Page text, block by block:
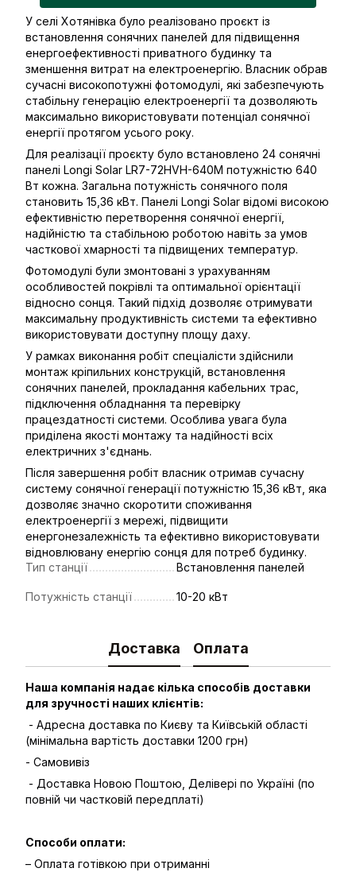
У селі Хотянівка було реалізовано проєкт із
встановлення сонячних панелей для підвищення
енергоефективності приватного будинку та
зменшення витрат на електроенергію. Власник обрав
сучасні високопотужні фотомодулі, які забезпечують
стабільну генерацію електроенергії та дозволяють
максимально використовувати потенціал сонячної
енергії протягом усього року.
Для реалізації проєкту було встановлено 24 сонячні
панелі Longi Solar LR7-72HVH-640M потужністю 640
Вт кожна. Загальна потужність сонячного поля
становить 15,36 кВт. Панелі Longi Solar відомі високою
ефективністю перетворення сонячної енергії,
надійністю та стабільною роботою навіть за умов
часткової хмарності та підвищених температур.
Фотомодулі були змонтовані з урахуванням
особливостей покрівлі та оптимальної орієнтації
відносно сонця. Такий підхід дозволяє отримувати
максимальну продуктивність системи та ефективно
використовувати доступну площу даху.
У рамках виконання робіт спеціалісти здійснили
монтаж кріпильних конструкцій, встановлення
сонячних панелей, прокладання кабельних трас,
підключення обладнання та перевірку
працездатності системи. Особлива увага була
приділена якості монтажу та надійності всіх
електричних з'єднань.
Після завершення робіт власник отримав сучасну
систему сонячної генерації потужністю 15,36 кВт, яка
дозволяє значно скоротити споживання
електроенергії з мережі, підвищити
енергонезалежність та ефективно використовувати
відновлювану енергію сонця для потреб будинку.
Тип станції
Встановлення панелей
Потужність станції 10-20 кВт
Доставка Оплата
Наша компанія надає кілька способів доставки
для зручності наших клієнтів:
- Адресна доставка по Києву та Київській області
(мінімальна вартість доставки 1200 грн)
- Самовивіз
- Доставка Новою Поштою, Делівері по Україні (по
повній чи частковій передплаті)
Способи оплати:
– Оплата готівкою при отриманні